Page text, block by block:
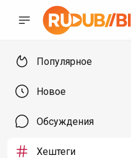
Популярное
Новое
Обсуждения
Хештеги